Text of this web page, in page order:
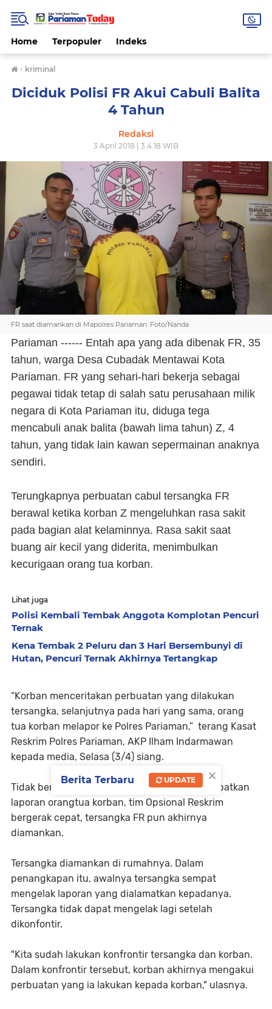
Home Terpopuler Indeks
› kriminal
Diciduk Polisi FR Akui Cabuli Balita
4 Tahun
Redaksi
3 April 2018 | 3.4.18 WIB
FR saat diamankan di Mapolres Pariaman. Foto/Nanda
Pariaman ------ Entah apa yang ada dibenak FR, 35
tahun, warga Desa Cubadak Mentawai Kota
Pariaman. FR yang sehari-hari bekerja sebagai
pegawai tidak tetap di salah satu perusahaan milik
negara di Kota Pariaman itu, diduga tega
mencabuli anak balita (bawah lima tahun) Z, 4
tahun, yang tidak lain kawan sepermainan anaknya
sendiri.
Terungkapnya perbuatan cabul tersangka FR
berawal ketika korban Z mengeluhkan rasa sakit
pada bagian alat kelaminnya. Rasa sakit saat
buang air kecil yang diderita, menimbulkan
kecurigaan orang tua korban.
Lihat juga
Polisi Kembali Tembak Anggota Komplotan Pencuri
Ternak
Kena Tembak 2 Peluru dan 3 Hari Bersembunyi di
Hutan, Pencuri Ternak Akhirnya Tertangkap
“Korban menceritakan perbuatan yang dilakukan
tersangka, selanjutnya pada hari yang sama, orang
tua korban melapor ke Polres Pariaman,” terang Kasat
Reskrim Polres Pariaman, AKP Ilham Indarmawan
kepada media, Selasa (3/4) siang.
Tidak berselang beberapa jam setelah mendapatkan
laporan orangtua korban, tim Opsional Reskrim
bergerak cepat, tersangka FR pun akhirnya
diamankan.
Tersangka diamankan di rumahnya. Dalam
penangkapan itu, awalnya tersangka sempat
mengelak laporan yang dialamatkan kepadanya.
Tersangka tidak dapat mengelak lagi setelah
dikonfontir.
"Kita sudah lakukan konfrontir tersangka dan korban.
Dalam konfrontir tersebut, korban akhirnya mengakui
perbuatan yang ia lakukan kepada korban," ulasnya.
×
Berita Terbaru UPDATE